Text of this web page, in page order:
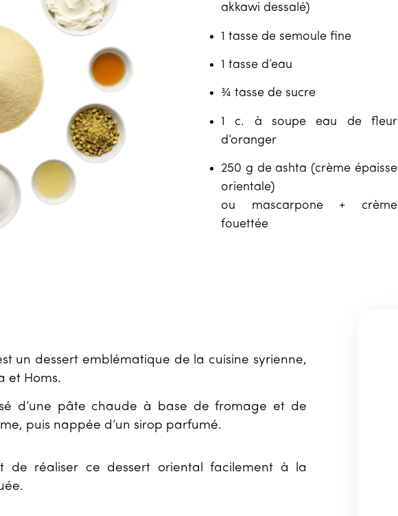
akkawi dessalé)
1 tasse de semoule fine
1 tasse d’eau
¾ tasse de sucre
1 c. à soupe eau de fleur
d’oranger
250 g de ashta (crème épaisse
orientale)
ou mascarpone + crème
fouettée
un dessert emblématique de la cuisine syrienne,
et Homs.
d’une pâte chaude à base de fromage et de
puis nappée d’un sirop parfumé.
de réaliser ce dessert oriental facilement à la